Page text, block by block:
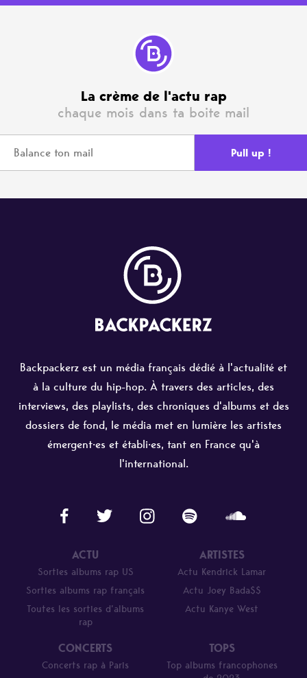
La crème de l'actu rap
chaque mois dans ta boite mail
Backpackerz est un média français dédié à l'actualité et
à la culture du hip-hop. À travers des articles, des
interviews, des playlists, des chroniques d'albums et des
dossiers de fond, le média met en lumière les artistes
émergent·es et établi·es, tant en France qu'à
l'international.
ACTU
Sorties albums rap US
Sorties albums rap français
Toutes les sorties d’albums
rap
ARTISTES
Actu Kendrick Lamar
Actu Joey Bada$$
Actu Kanye West
CONCERTS
Concerts rap à Paris
TOPS
Top albums francophones